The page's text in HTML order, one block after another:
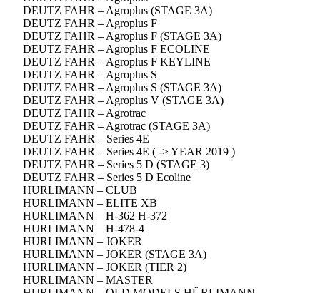
DEUTZ FAHR – Agroplus (STAGE 3A)
DEUTZ FAHR – Agroplus F
DEUTZ FAHR – Agroplus F (STAGE 3A)
DEUTZ FAHR – Agroplus F ECOLINE
DEUTZ FAHR – Agroplus F KEYLINE
DEUTZ FAHR – Agroplus S
DEUTZ FAHR – Agroplus S (STAGE 3A)
DEUTZ FAHR – Agroplus V (STAGE 3A)
DEUTZ FAHR – Agrotrac
DEUTZ FAHR – Agrotrac (STAGE 3A)
DEUTZ FAHR – Series 4E
DEUTZ FAHR – Series 4E ( -> YEAR 2019 )
DEUTZ FAHR – Series 5 D (STAGE 3)
DEUTZ FAHR – Series 5 D Ecoline
HURLIMANN – CLUB
HURLIMANN – ELITE XB
HURLIMANN – H-362 H-372
HURLIMANN – H-478-4
HURLIMANN – JOKER
HURLIMANN – JOKER (STAGE 3A)
HURLIMANN – JOKER (TIER 2)
HURLIMANN – MASTER